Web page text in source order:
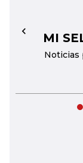
MI
Noticias
←